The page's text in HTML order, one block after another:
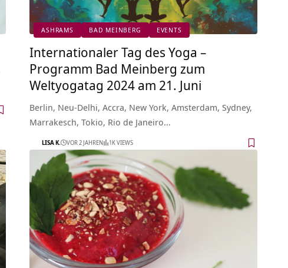
ASHRAMS BAD MEINBERG EVENTS
Internationaler Tag des Yoga –
Programm Bad Meinberg zum
Weltyogatag 2024 am 21. Juni
Berlin, Neu-Delhi, Accra, New York, Amsterdam, Sydney,
Marrakesch, Tokio, Rio de Janeiro…
LISA K. VOR 2 JAHREN 1K VIEWS